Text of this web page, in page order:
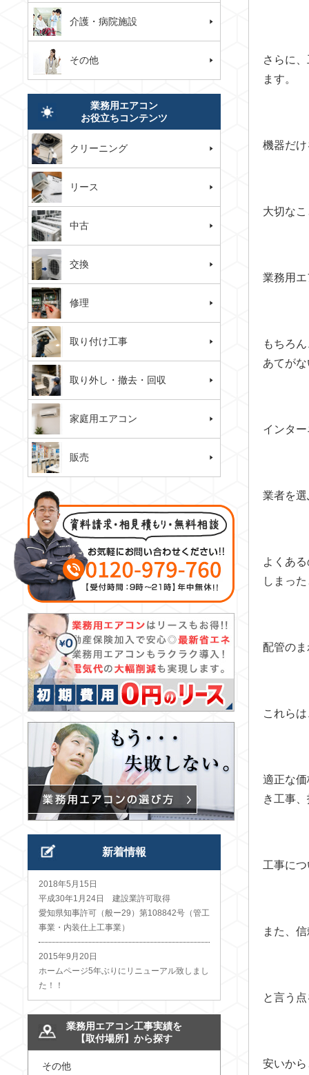
さらに
ます。
機器だ
大切な
業務用
もちろ
あてが
インタ
業者を
よくあ
しまっ
配管の
これら
適正な
き工事
工事に
また、
と言う
安いか
介護・病院施設
その他
業務用エアコン
お役立ちコンテンツ
クリーニング
リース
中古
交換
修理
取り付け工事
取り外し・撤去・回収
家庭用エアコン
販売
新着情報
2018年5月15日
平成30年1月24日 建設業許可取得
愛知県知事許可（般ー29）第108842号（管工
事業・内装仕上工事業）
2015年9月20日
ホームページ5年ぶりにリニューアル致しまし
た！！
業務用エアコン工事実績を
【取付場所】から探す
その他